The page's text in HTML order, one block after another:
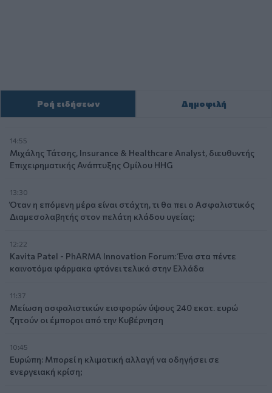
Ροή ειδήσεων Δημοφιλή
14:55
Μιχάλης Τάτσης, Insurance & Healthcare Analyst, διευθυντής
Επιχειρηματικής Ανάπτυξης Ομίλου HHG
13:30
Όταν η επόμενη μέρα είναι στάχτη, τι θα πει ο Ασφαλιστικός
Διαμεσολαβητής στον πελάτη κλάδου υγείας;
12:22
Kavita Patel - PhARMA Innovation Forum: Ένα στα πέντε
καινοτόμα φάρμακα φτάνει τελικά στην Ελλάδα
11:37
Μείωση ασφαλιστικών εισφορών ύψους 240 εκατ. ευρώ
ζητούν οι έμποροι από την Κυβέρνηση
10:45
Ευρώπη: Μπορεί η κλιματική αλλαγή να οδηγήσει σε
ενεργειακή κρίση;